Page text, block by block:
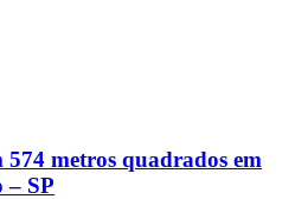
metros quadrados em
– SP